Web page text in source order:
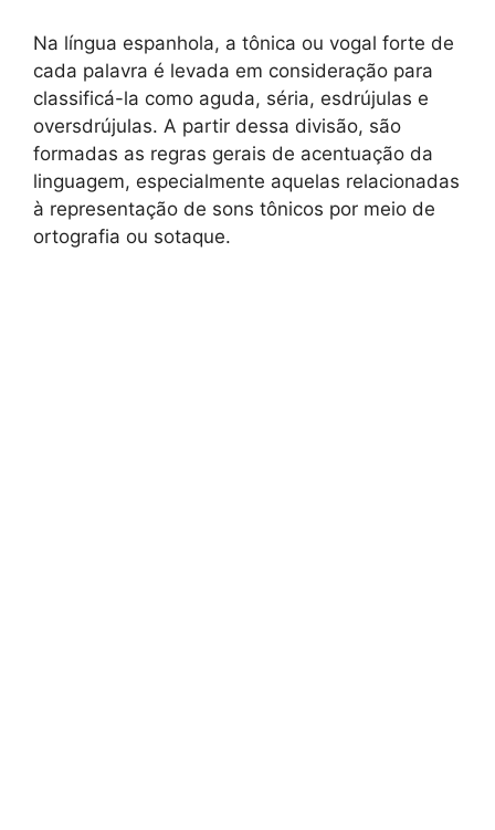
Na língua espanhola, a tônica ou vogal forte de
cada palavra é levada em consideração para
classificá-la como aguda, séria, esdrújulas e
oversdrújulas. A partir dessa divisão, são
formadas as regras gerais de acentuação da
linguagem, especialmente aquelas relacionadas
à representação de sons tônicos por meio de
ortografia ou sotaque.